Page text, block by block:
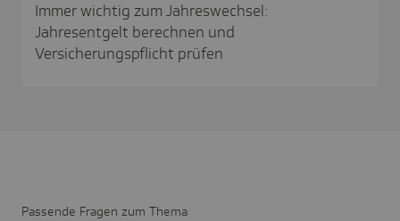
Immer wichtig zum Jahreswechsel:
Jahresentgelt berechnen und
Versicherungspflicht prüfen
Passende Fragen zum Thema